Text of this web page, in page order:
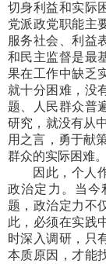
切身利益和实际
党派政党职能主
服务社会、利益
和民主监督是最
果在工作中缺乏
就十分困难，没
题、人民群众普
研究，就没有从
用之言，勇于献
群众的实际困难。
因此，个人
政治定力。当今
题，政治定力不
此，必须在实践
时深入调研，只
本质原因，才能